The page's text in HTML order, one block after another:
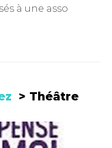
à une asso
> Théâtre